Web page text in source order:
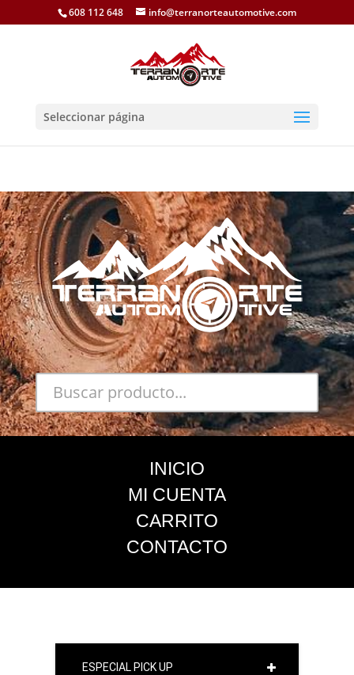
608 112 648 info@terranorteautomotive.com
Seleccionar página
INICIO
MI CUENTA
CARRITO
CONTACTO
ESPECIAL PICK UP